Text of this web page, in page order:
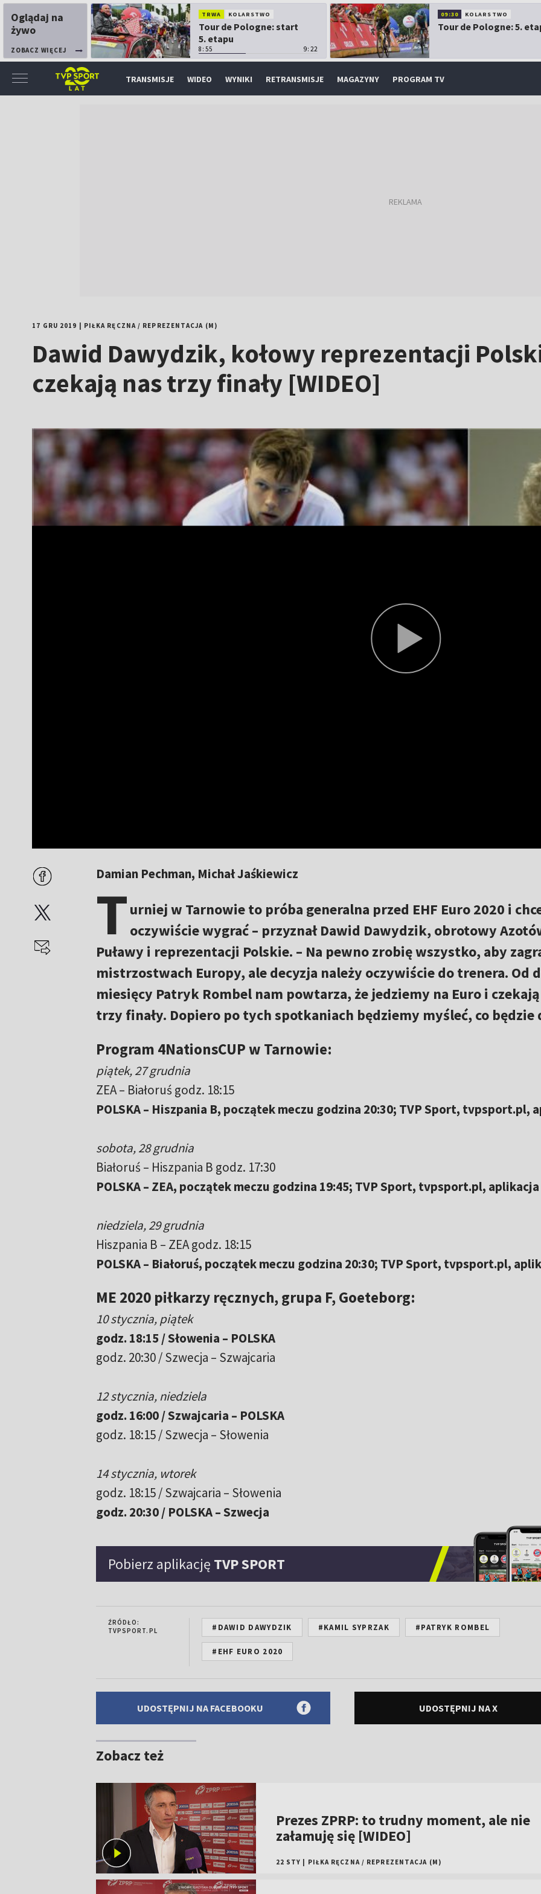
Oglądaj na
żywo
ZOBACZ WIĘCEJ
TRWA KOLARSTWO
Tour de Pologne: start
5. etapu
8:55 9:22
09:30 KOLARSTWO
Tour de Pologne: 5.
TRANSMISJE WIDEO WYNIKI RETRANSMISJE MAGAZYNY PROGRAM TV
17 GRU 2019 PIŁKA RĘCZNA/ REPREZENTACJA (M)
Dawid Dawydzik, kołowy reprezentacji
czekają nas trzy finały [WIDEO]
Damian Pechman, Michał Jaśkiewicz
Turniej w Tarnowie to próba generalna przed EHF Euro 2020 i
oczywiście wygrać – przyznał Dawid Dawydzik, obrotowy
Puławy i reprezentacji Polskie. – Na pewno zrobię wszystko, aby
mistrzostwach Europy, ale decyzja należy oczywiście do trenera. Od
miesięcy Patryk Rombel nam powtarza, że jedziemy na Euro i
trzy finały. Dopiero po tych spotkaniach będziemy myśleć, co będzie
Program 4NationsCUP w Tarnowie:
piątek, 27 grudnia
ZEA – Białoruś godz. 18:15
POLSKA – Hiszpania B, początek meczu godzina 20:30; TVP Sport, tvpsport.pl,
sobota, 28 grudnia
Białoruś – Hiszpania B godz. 17:30
POLSKA – ZEA, początek meczu godzina 19:45; TVP Sport, tvpsport.pl, aplikacja
niedziela, 29 grudnia
Hiszpania B – ZEA godz. 18:15
POLSKA – Białoruś, początek meczu godzina 20:30; TVP Sport, tvpsport.pl,
ME 2020 piłkarzy ręcznych, grupa F, Goeteborg:
10 stycznia, piątek
godz. 18:15 / Słowenia – POLSKA
godz. 20:30 / Szwecja – Szwajcaria
12 stycznia, niedziela
godz. 16:00 / Szwajcaria – POLSKA
godz. 18:15 / Szwecja – Słowenia
14 stycznia, wtorek
godz. 18:15 / Szwajcaria – Słowenia
godz. 20:30 / POLSKA – Szwecja
Pobierz aplikację TVP SPORT
ŹRÓDŁO:
TVPSPORT.PL
#DAWID DAWYDZIK #KAMIL SYPRZAK #PATRYK ROMBEL
#EHF EURO 2020
UDOSTĘPNIJ NA FACEBOOKU UDOSTĘPNIJ NA X
Zobacz też
Prezes ZPRP: to trudny moment, ale nie
załamuję się [WIDEO]
22 STY PIŁKA RĘCZNA / REPREZENTACJA (M)